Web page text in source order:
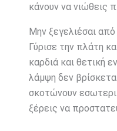
κάνουν να νιώθεις
Μην ξεγελιέσαι
Γύρισε την πλάτη
καρδιά και θετική
λάμψη δεν
σκοτώνουν
ξέρεις να